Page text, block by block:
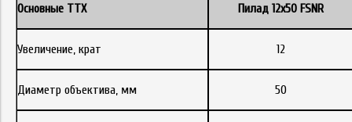
Основные ТТХ Пилад 12х50 FSNR
Увеличение, крат 12
Диаметр объектива, мм 50